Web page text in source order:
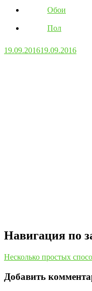
Обои
Пол
19.09.201619.09.2016
Навигация по
Несколько простых
Добавить